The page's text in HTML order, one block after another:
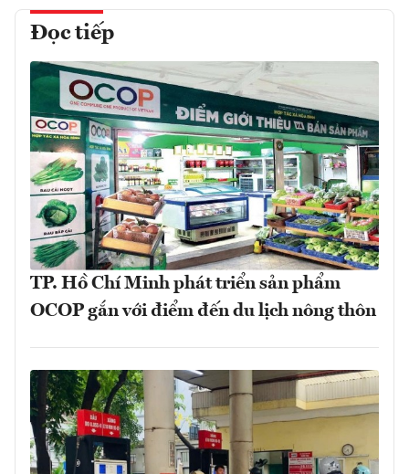
Đọc tiếp
TP. Hồ Chí Minh phát triển sản phẩm
OCOP gắn với điểm đến du lịch nông thôn